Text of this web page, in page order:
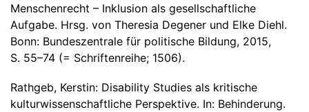
Menschenrecht – Inklusion als gesellschaftliche
Aufgabe. Hrsg. von Theresia Degener und Elke Diehl.
Bonn: Bundeszentrale für politische Bildung, 2015,
S. 55–74 (= Schriftenreihe; 1506).
Rathgeb, Kerstin: Disability Studies als kritische
kulturwissenschaftliche Perspektive. In: Behinderung.